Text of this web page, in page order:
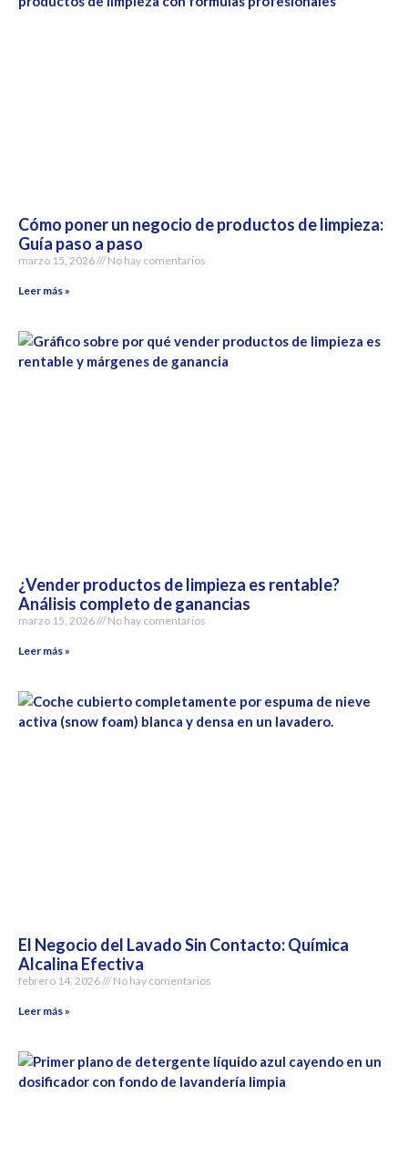
Cómo poner un negocio de productos de limpieza:
Guía paso a paso
marzo 15, 2026 No hay comentarios
Leer más »
¿Vender productos de limpieza es rentable?
Análisis completo de ganancias
marzo 15, 2026 No hay comentarios
Leer más »
El Negocio del Lavado Sin Contacto: Química
Alcalina Efectiva
febrero 14, 2026 No hay comentarios
Leer más »